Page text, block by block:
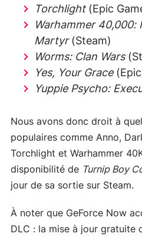
Torchlight(Epic
Warhammer 40,000:
Martyr(Steam)
Worms: Clan Wars
Yes, Your Grace(Epic
Yuppie Psycho:
Nous avons donc droit à
populaires comme Anno,
Torchlight et Warhammer
disponibilité de Turnip Boy
jour de sa sortie sur Steam.
À noter que GeForce Now
DLC : la mise à jour gratuite